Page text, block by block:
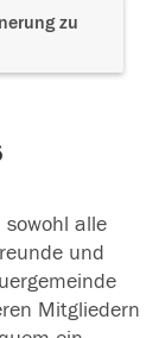
zu
alle
und
Mitgliedern